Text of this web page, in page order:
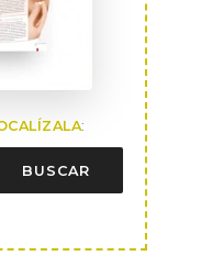
:
BUSCAR